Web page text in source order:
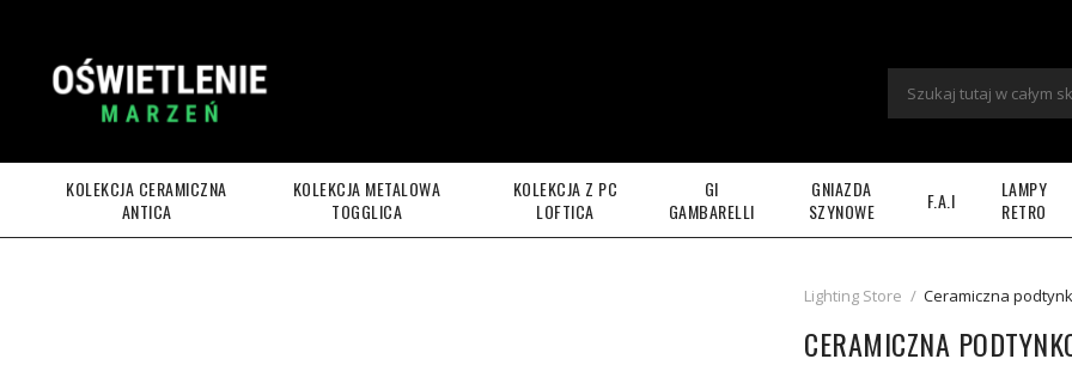
KOLEKCJA CERAMICZNA
ANTICA
KOLEKCJA METALOWA
TOGGLICA
KOLEKCJA Z PC
LOFTICA
GI
GAMBARELLI
GNIAZDA
SZYNOWE
F.A.I
LAMPY
RETRO
Lighting Store / Ceramiczna
CERAMICZNA